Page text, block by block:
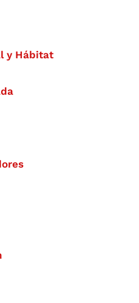
y Hábitat